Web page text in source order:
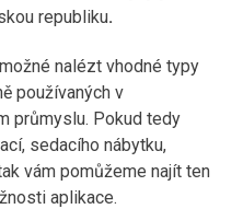
republiku.
nalézt vhodné typy
používaných v
průmyslu. Pokud tedy
sedacího nábytku,
vám pomůžeme najít ten
aplikace.